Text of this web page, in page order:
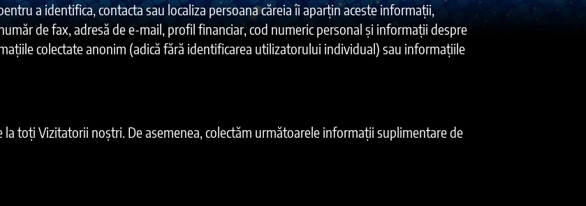
a identifica, contacta sau localiza persoana căreia îi aparțin aceste informații,
de fax, adresă de e-mail, profil financiar, cod numeric personal și informații despre
colectate anonim (adică fără identificarea utilizatorului individual) sau informațiile
toți Vizitatorii noștri. De asemenea, colectăm următoarele informații suplimentare de